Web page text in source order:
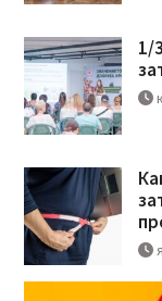
1/